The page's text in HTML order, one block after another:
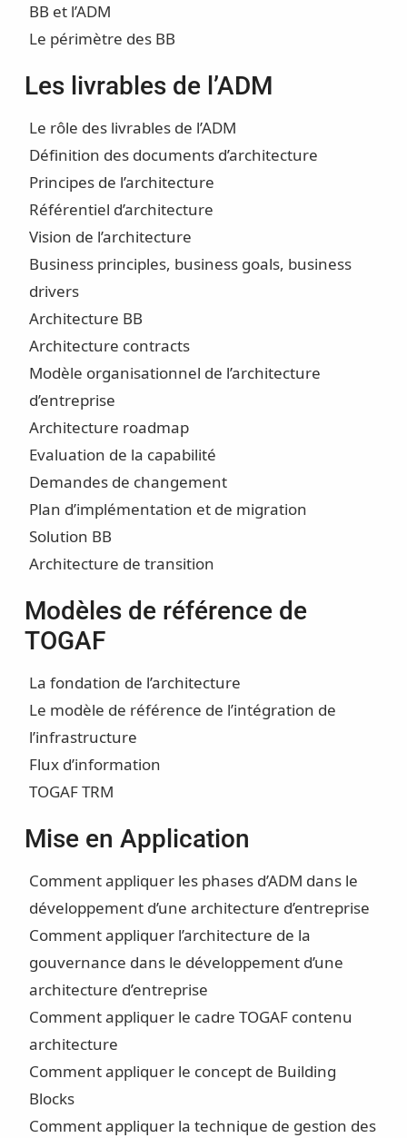
BB et l’ADM
Le périmètre des BB
Les livrables de l’ADM
Le rôle des livrables de l’ADM
Définition des documents d’architecture
Principes de l’architecture
Référentiel d’architecture
Vision de l’architecture
Business principles, business goals, business
drivers
Architecture BB
Architecture contracts
Modèle organisationnel de l’architecture
d’entreprise
Architecture roadmap
Evaluation de la capabilité
Demandes de changement
Plan d’implémentation et de migration
Solution BB
Architecture de transition
Modèles de référence de
TOGAF
La fondation de l’architecture
Le modèle de référence de l’intégration de
l’infrastructure
Flux d’information
TOGAF TRM
Mise en Application
Comment appliquer les phases d’ADM dans le
développement d’une architecture d’entreprise
Comment appliquer l’architecture de la
gouvernance dans le développement d’une
architecture d’entreprise
Comment appliquer le cadre TOGAF contenu
architecture
Comment appliquer le concept de Building
Blocks
Comment appliquer la technique de gestion des